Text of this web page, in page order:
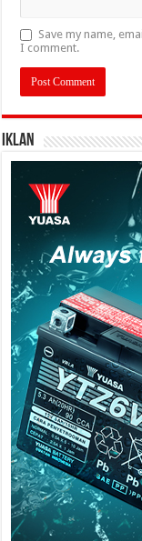
Save my name,
I comment.
IKLAN